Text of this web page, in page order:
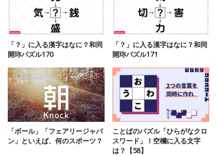
「？」に入る漢字はなに？和同
開珎パズル170
「？」に入る漢字はなに？和同
開珎パズル171
「ボール」「フェアリージャパ
ン」といえば、何のスポーツ？
ことばのパズル「ひらがなクロ
スワード」！空欄に入る文字
は？【58】